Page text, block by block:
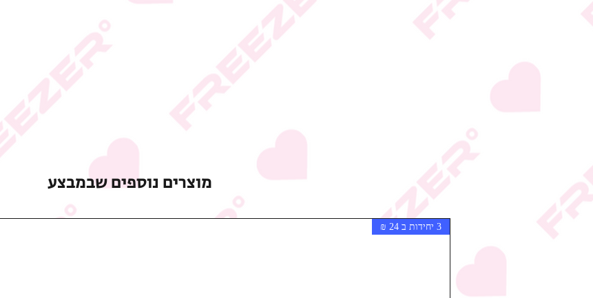
מוצרים נוספים שבמבצע
3 יחידות ב 24 ₪